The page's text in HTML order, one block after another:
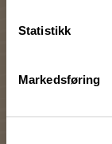
Statistikk
Markedsføring